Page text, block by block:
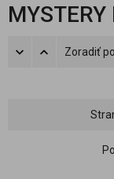
MYSTERY
Zoradiť